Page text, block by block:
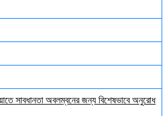
সাবধানতা অবলম্বনের জন্য বিশেষভাবে অনুরোধ